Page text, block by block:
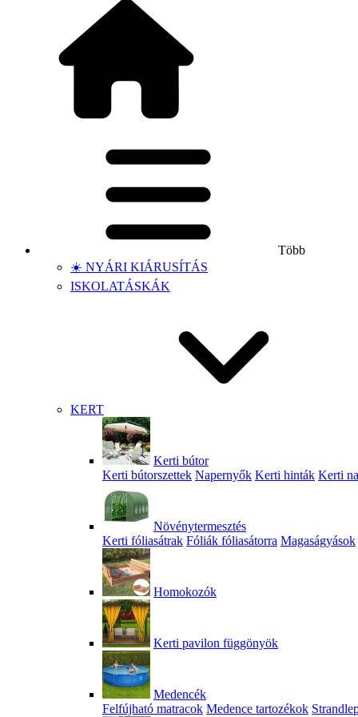
Több
☀️ NYÁRI KIÁRUSÍTÁS
ISKOLATÁSKÁK
KERT
Kerti bútor
Kerti bútorszettek Napernyők Kerti hinták Kerti
Növénytermesztés
Kerti fóliasátrak Fóliák fóliasátorra Magaságyások
Homokozók
Kerti pavilon függönyök
Medencék
Felfújható matracok Medence tartozékok